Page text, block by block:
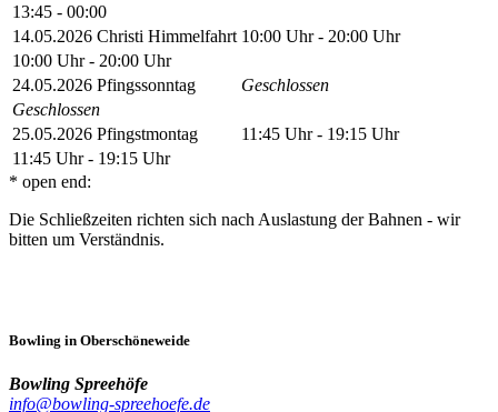
13:45 - 00:00
14.05.2026 Christi Himmelfahrt 10:00 Uhr - 20:00 Uhr
10:00 Uhr - 20:00 Uhr
24.05.2026 Pfingssonntag
Geschlossen
Geschlossen
25.05.2026 Pfingstmontag
11:45 Uhr - 19:15 Uhr
11:45 Uhr - 19:15 Uhr
* open end:
Die Schließzeiten richten sich nach Auslastung der Bahnen - wir
bitten um Verständnis.
Bowling in Oberschöneweide
Bowling Spreehöfe
info@bowling-spreehoefe.de